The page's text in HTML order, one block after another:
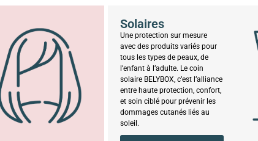
Solaires
Une protection sur mesure
avec des produits variés pour
tous les types de peaux, de
l’enfant à l’adulte. Le coin
solaire BELYBOX, c’est l’alliance
entre haute protection, confort,
et soin ciblé pour prévenir les
dommages cutanés liés au
soleil.